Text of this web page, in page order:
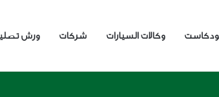
وكالات السيارات شركات ورش